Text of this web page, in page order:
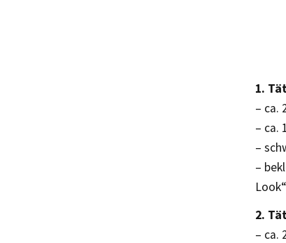
1.
– ca.
– ca.
–
–
2.
– ca.